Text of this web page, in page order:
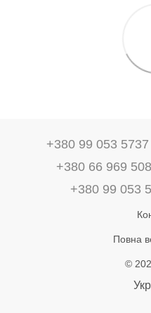
+380 99 053 5737
+380 66 969
+380 99 053
Повна
©
Укр